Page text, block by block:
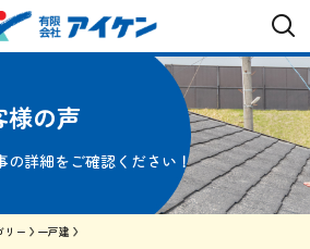
様の声
の詳細をご確認ください！
リー 一戸建